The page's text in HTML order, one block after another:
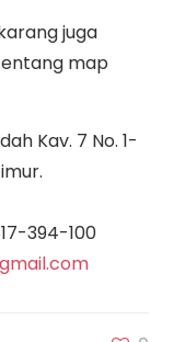
juga
map
Kav. 7 No. 1-
394-100